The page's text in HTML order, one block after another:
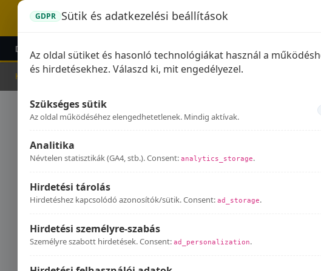
GDPR Sütik és adatkezelési beállítások
Az oldal sütiket és hasonló technológiákat használ a
és hirdetésekhez. Válaszd ki, mit engedélyezel.
Szükséges sütik
Az oldal működéséhez elengedhetetlenek. Mindig aktívak.
Analitika
Névtelen statisztikák (GA4, stb.). Consent: analytics_storage.
Hirdetési tárolás
Hirdetéshez kapcsolódó azonosítók/sütik. Consent: ad_storage.
Hirdetési személyre-szabás
Személyre szabott hirdetések. Consent: ad_personalization.
DOMINATOR KIPUFOGÓK GPR KIPUFOGÓK KIEGÉSZÍTŐK
Kezdőlap Harley-Davidson
Harley-